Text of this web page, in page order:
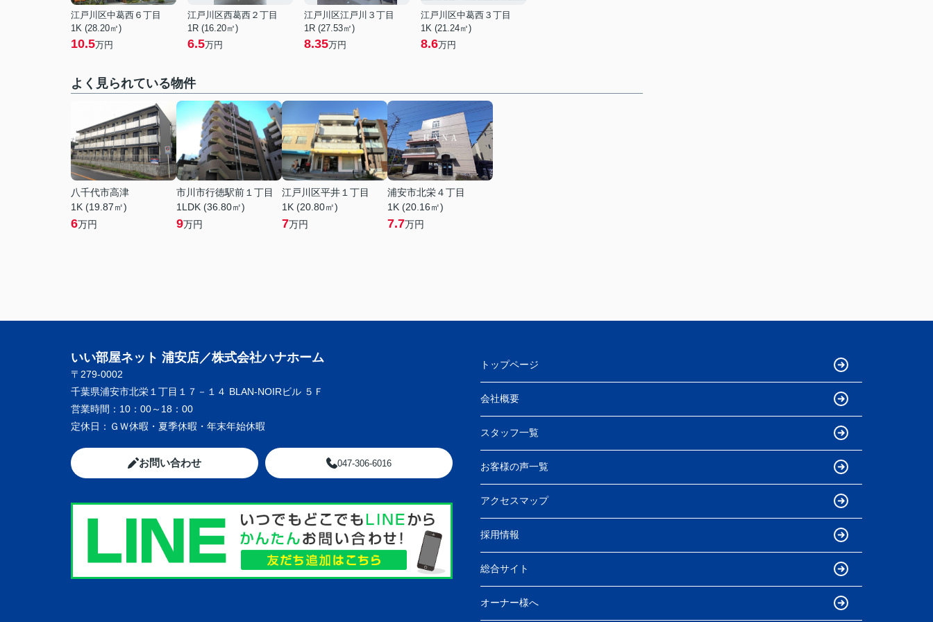
江戸川区中葛西６丁目
1K (28.20㎡)
10.5万円
江戸川区西葛西２丁目
1R (16.20㎡)
6.5万円
江戸川区江戸川３丁目
1R (27.53㎡)
8.35万円
江戸川区中葛西３丁目
1K (21.24㎡)
8.6万円
よく見られている物件
八千代市高津
1K (19.87㎡)
6万円
市川市行徳駅前１丁目
1LDK (36.80㎡)
9万円
江戸川区平井１丁目
1K (20.80㎡)
7万円
浦安市北栄４丁目
1K (20.16㎡)
7.7万円
いい部屋ネット 浦安店／株式会社ハナホーム
〒279-0002
千葉県浦安市北栄１丁目１７－１４ BLAN-NOIRビル ５Ｆ
営業時間： 10：00～18：00
定休日： ＧＷ休暇・夏季休暇・年末年始休暇
お問い合わせ 047-306-6016
トップページ
会社概要
スタッフ一覧
お客様の声一覧
アクセスマップ
採用情報
総合サイト
オーナー様へ